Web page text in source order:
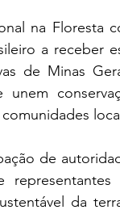
na Floresta
a receber
de Minas
de
representantes
da